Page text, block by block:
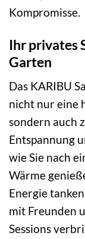
Kompromisse.
Ihr privates
Garten
Das KARIBU
nicht nur eine
sondern auch
Entspannung
wie Sie nach
Wärme
Energie
mit Freunden
Sessions